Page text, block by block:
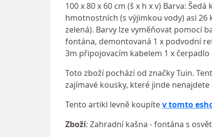
100 x 80 x 60 cm (š x h x v) Barva:
hmotnostních (s výjimkou vody) asi 26
zelená). Barvy lze vyměňovat pomocí
fontána, demontovaná 1 x podvodní
3m připojovacím kabelem 1 x čerpadlo
Toto zboží pochází od značky Tuin.
zajímavé kousky, které jinde
Tento artikl levně koupítev tomto
Zboží: Zahradní kašna - fontána s